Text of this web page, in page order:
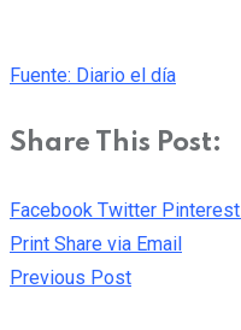
Fuente: Diario el día
Share This Post:
Facebook Twitter Pinterest
Print Share via Email
Previous Post